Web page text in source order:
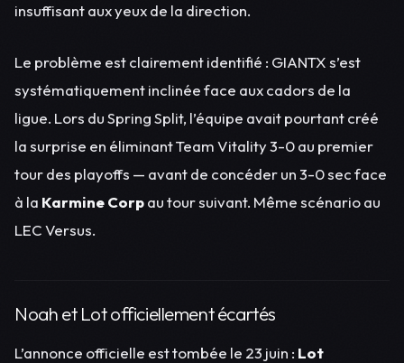
insuffisant aux yeux de la direction.
Le problème est clairement identifié : GIANTX s’est
systématiquement inclinée face aux cadors de la
ligue. Lors du Spring Split, l’équipe avait pourtant créé
la surprise en éliminant Team Vitality 3-0 au premier
tour des playoffs — avant de concéder un 3-0 sec face
à la Karmine Corpau tour suivant. Même scénario au
LEC Versus.
Noah et Lot officiellement écartés
L’annonce officielle est tombée le 23 juin : Lot